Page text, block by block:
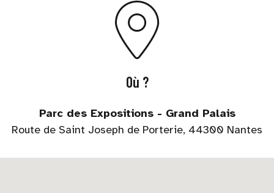
Où ?
Parc des Expositions - Grand Palais
Route de Saint Joseph de Porterie, 44300 Nantes